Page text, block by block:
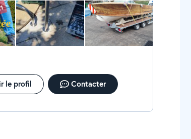
le profil Contacter